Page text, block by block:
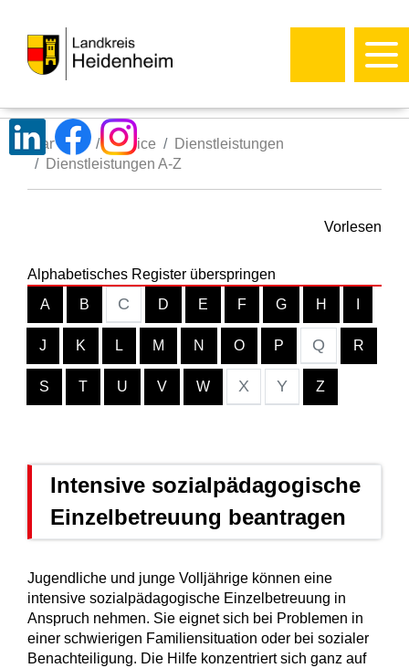
Startseite Service
Dienstleistungen
Dienstleistungen A-Z
Vorlesen
Alphabetisches Register überspringen
A
B C D E F G H
J K L M N O P Q R
S T U V W X Y Z
Intensive sozialpädagogische
Einzelbetreuung beantragen
Jugendliche und junge Volljährige können eine
intensive sozialpädagogische Einzelbetreuung in
Anspruch nehmen. Sie eignet sich bei Problemen in
einer schwierigen Familiensituation oder bei sozialer
Benachteiligung. Die Hilfe konzentriert sich ganz auf